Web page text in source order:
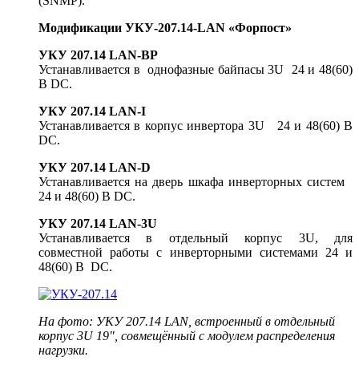
Модификации УКУ-207.14-LAN «Форпост»
УКУ 207.14 LAN-BP
Устанавливается в однофазные байпасы 3U 24 и 48(60)
В DC.
УКУ 207.14 LAN-I
Устанавливается в корпус инвертора 3U 24 и 48(60) В
DC.
УКУ 207.14 LAN-D
Устанавливается на дверь шкафа инверторных систем
24 и 48(60) В DC.
УКУ 207.14 LAN-3U
Устанавливается в отдельный корпус 3U, для
совместной работы с инверторными системами 24 и
48(60) В DC.
На фото: УКУ 207.14 LAN, встроенный в отдельный
корпус 3U 19", совмещённый с модулем распределения
нагрузки.